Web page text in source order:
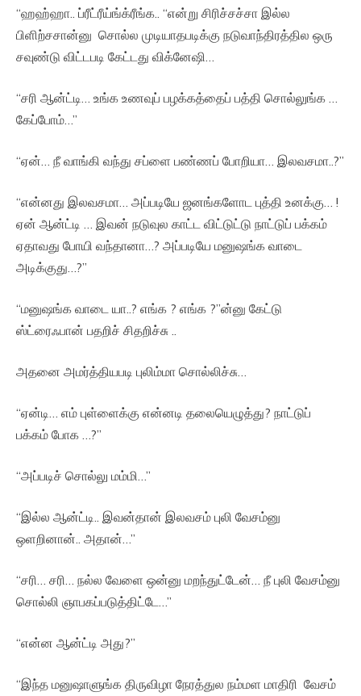
“ஹஹ்ஹா.. ப்ரீட்ரீய்ங்க்ரீங்க.. “என்று சிரிச்சச்சா இல்ல
பிளிற்சசான்னு சொல்ல முடியாதபடிக்கு நடுவாந்திரத்தில ஒரு
சவுண்டு விட்டபடி கேட்டது விக்னேஷி…
“சரி ஆன்ட்டி… உங்க உணவுப் பழக்கத்தைப் பத்தி சொல்லுங்க …
கேப்போம்…”
“ஏன்… நீ வாங்கி வந்து சப்ளை பண்ணப் போறியா… இலவசமா..?”
“என்னது இலவசமா… அப்படியே ஜனங்களோட புத்தி உனக்கு… !
ஏன் ஆன்ட்டி … இவன் நடுவுல காட்ட விட்டுட்டு நாட்டுப் பக்கம்
ஏதாவது போயி வந்தானா…? அப்படியே மனுஷங்க வாடை
அடிக்குது…?”
“மனுஷங்க வாடை யா..? எங்க ? எங்க ?”ன்னு கேட்டு
ஸ்ட்ரைஃபான் பதறிச் சிதறிச்சு ..
அதனை அமர்த்தியபடி புலிம்மா சொல்லிச்சு…
“ஏன்டி… எம் புள்ளைக்கு என்னடி தலையெழுத்து? நாட்டுப்
பக்கம் போக …?”
“அப்படிச் சொல்லு மம்மி…”
“இல்ல ஆன்ட்டி.. இவன்தான் இலவசம் புலி வேசம்னு
ஒளறினான்.. அதான்…”
“சரி… சரி… நல்ல வேளை ஒன்னு மறந்துட்டேன்… நீ புலி வேசம்னு
சொல்லி ஞாபகப்படுத்திட்டே…”
“என்ன ஆன்ட்டி அது?”
“இந்த மனுஷாளுங்க திருவிழா நேரத்துல நம்மள மாதிரி வேசம்